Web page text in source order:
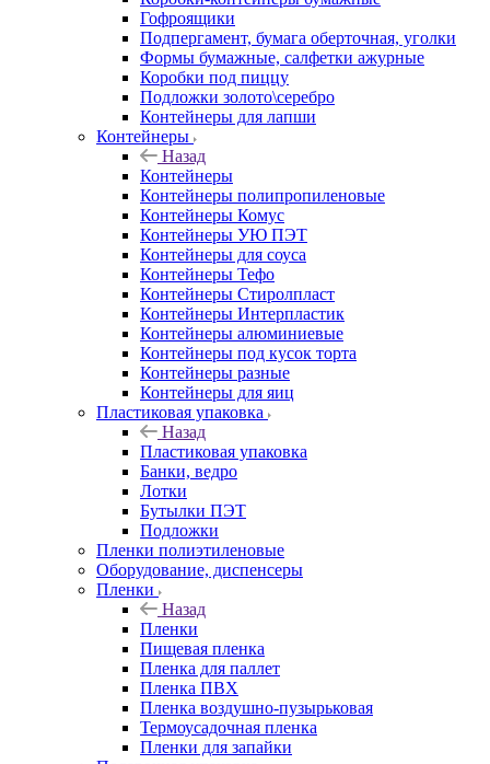
Гофроящики
Подпергамент, бумага оберточная, уголки
Формы бумажные, салфетки ажурные
Коробки под пиццу
Подложки золото\серебро
Контейнеры для лапши
Контейнеры
Назад
Контейнеры
Контейнеры полипропиленовые
Контейнеры Комус
Контейнеры УЮ ПЭТ
Контейнеры для соуса
Контейнеры Тефо
Контейнеры Стиролпласт
Контейнеры Интерпластик
Контейнеры алюминиевые
Контейнеры под кусок торта
Контейнеры разные
Контейнеры для яиц
Пластиковая упаковка
Назад
Пластиковая упаковка
Банки, ведро
Лотки
Бутылки ПЭТ
Подложки
Пленки полиэтиленовые
Оборудование, диспенсеры
Пленки
Назад
Пленки
Пищевая пленка
Пленка для паллет
Пленка ПВХ
Пленка воздушно-пузырьковая
Термоусадочная пленка
Пленки для запайки